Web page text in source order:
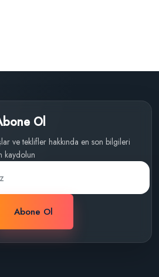
Ol
ve teklifler hakkında en son bilgileri
kaydolun
Abone Ol